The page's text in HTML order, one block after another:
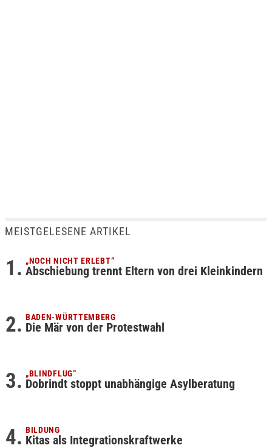
MEISTGELESENE ARTIKEL
„NOCH NICHT ERLEBT“
Abschiebung trennt Eltern von drei Kleinkindern
BADEN-WÜRTTEMBERG
Die Mär von der Protestwahl
„BLINDFLUG“
Dobrindt stoppt unabhängige Asylberatung
BILDUNG
Kitas als Integrationskraftwerke